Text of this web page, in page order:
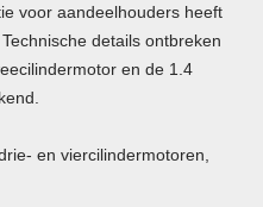
voor aandeelhouders heeft
details ontbreken
en de 1.4
en viercilindermotoren,